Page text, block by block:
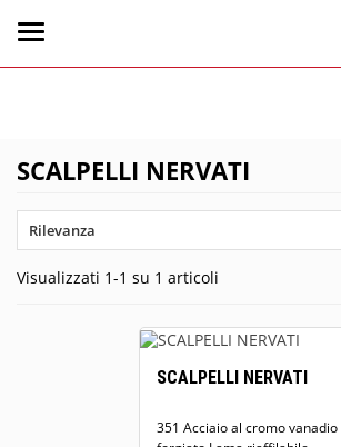
SCALPELLI NERVATI
Rilevanza
Visualizzati 1-1 su 1 articoli
SCALPELLI NERVATI
351 Acciaio al cromo vanadio